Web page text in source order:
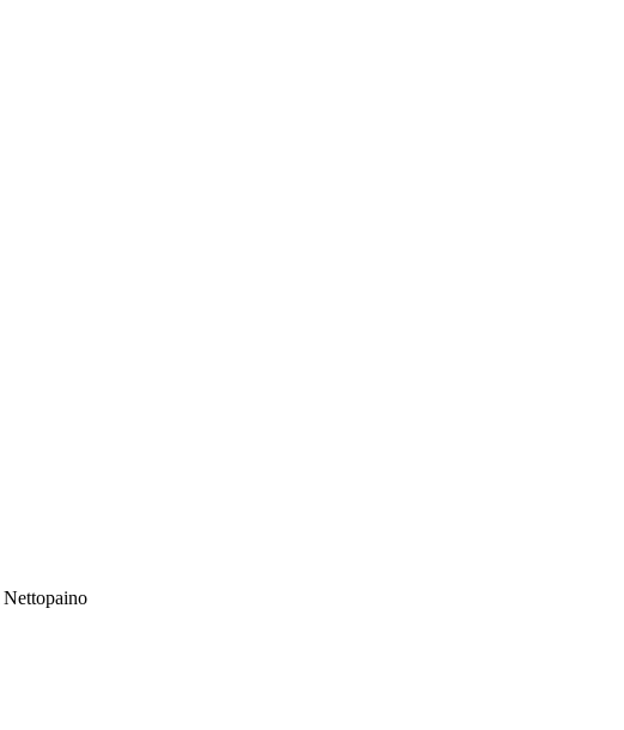
Nettopaino